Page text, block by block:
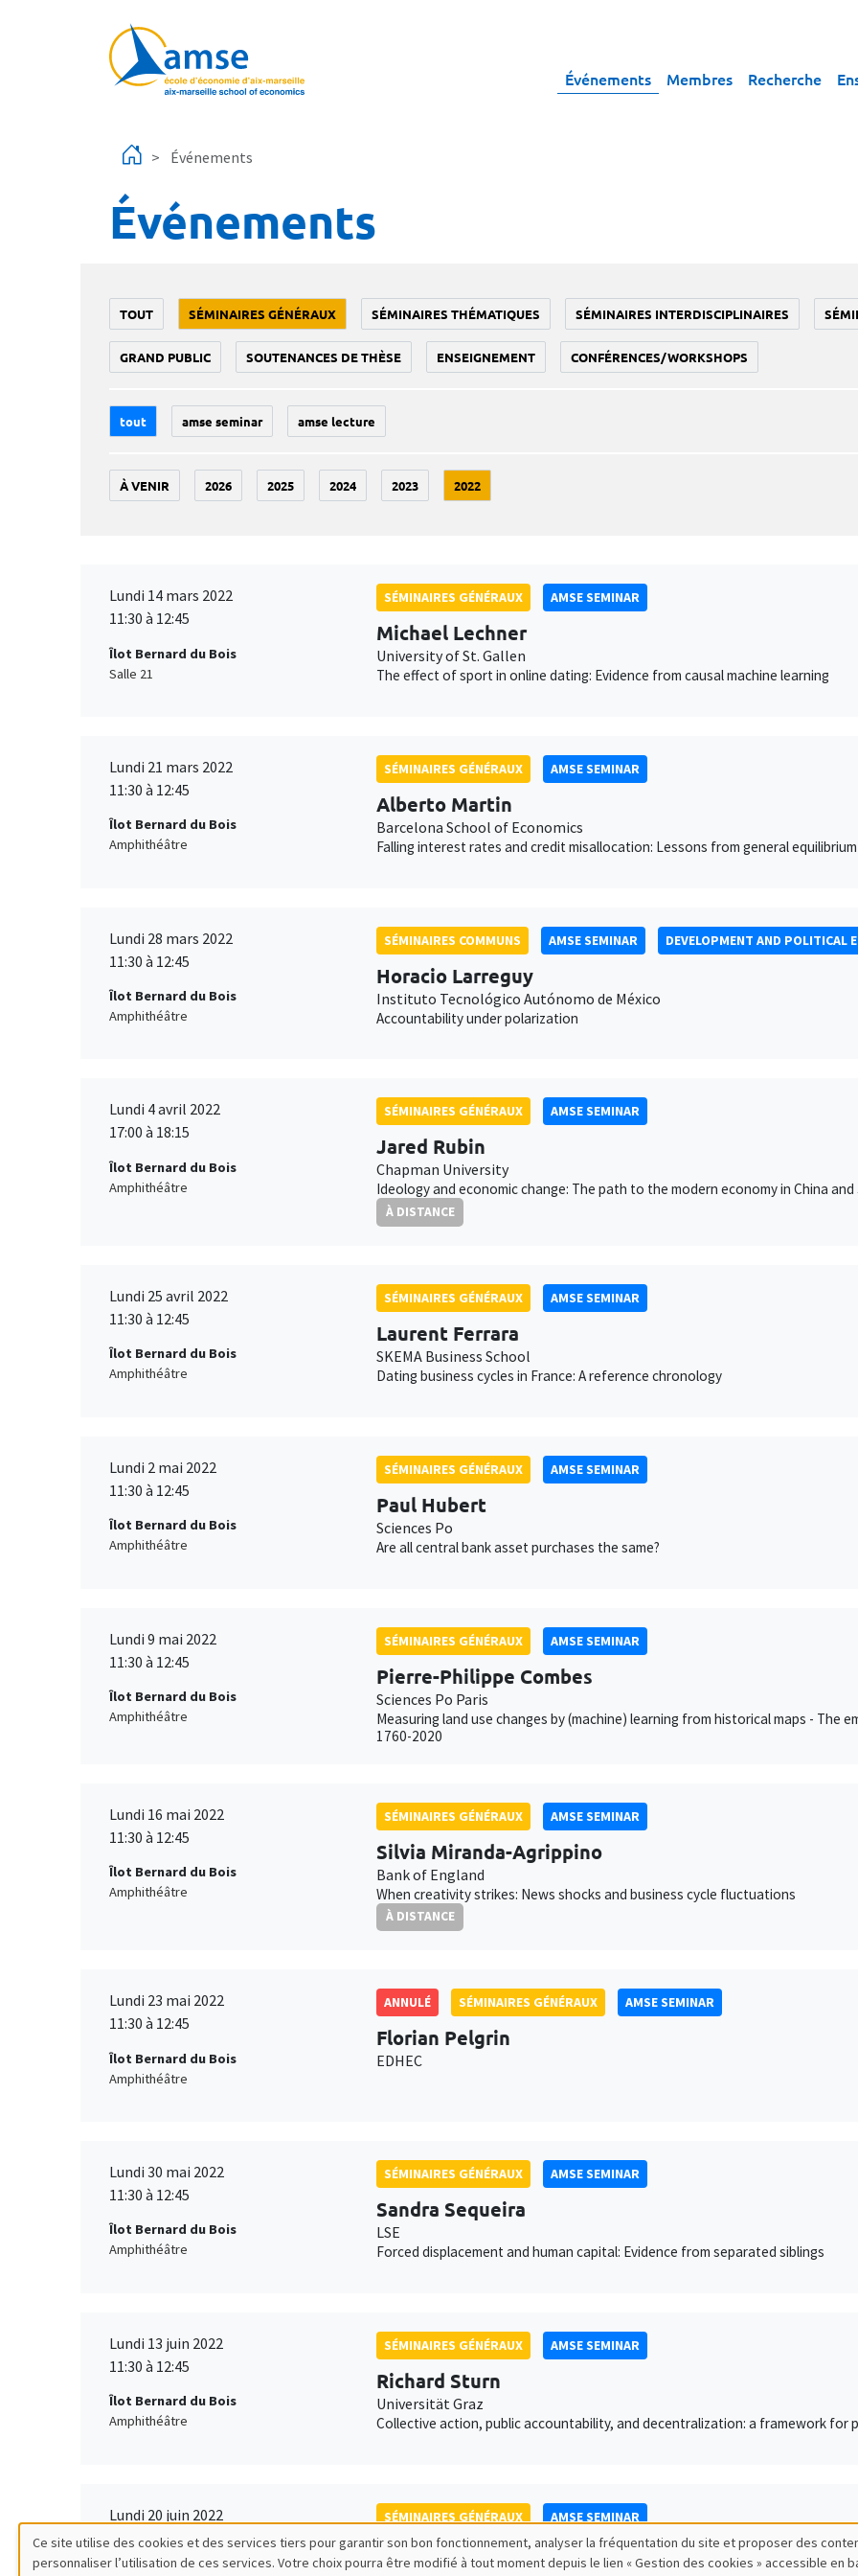
Événements Membres Recherche
Événements
Événements
TOUT SÉMINAIRES GÉNÉRAUX SÉMINAIRES THÉMATIQUES SÉMINAIRES INTERDISCIPLINAIRES
GRAND PUBLIC SOUTENANCES DE THÈSE ENSEIGNEMENT CONFÉRENCES/WORKSHOPS
tout amse seminar amse lecture
À VENIR 2026 2025 2024 2023 2022
Lundi 14 mars 2022
11:30 à 12:45
Îlot Bernard du Bois
Salle 21
SÉMINAIRES GÉNÉRAUX AMSE SEMINAR
Michael Lechner
University of St. Gallen
The effect of sport in online dating: Evidence from causal machine learning
Lundi 21 mars 2022
11:30 à 12:45
Îlot Bernard du Bois
Amphithéâtre
SÉMINAIRES GÉNÉRAUX AMSE SEMINAR
Alberto Martin
Barcelona School of Economics
Falling interest rates and credit misallocation: Lessons from general equilibrium
Lundi 28 mars 2022
11:30 à 12:45
Îlot Bernard du Bois
Amphithéâtre
SÉMINAIRES COMMUNS AMSE SEMINAR DEVELOPMENT AND POLITICAL
Horacio Larreguy
Instituto Tecnológico Autónomo de México
Accountability under polarization
Lundi 4 avril 2022
17:00 à 18:15
Îlot Bernard du Bois
Amphithéâtre
SÉMINAIRES GÉNÉRAUX AMSE SEMINAR
Jared Rubin
Chapman University
Ideology and economic change: The path to the modern economy in China and
À DISTANCE
Lundi 25 avril 2022
11:30 à 12:45
Îlot Bernard du Bois
Amphithéâtre
SÉMINAIRES GÉNÉRAUX AMSE SEMINAR
Laurent Ferrara
SKEMA Business School
Dating business cycles in France: A reference chronology
Lundi 2 mai 2022
11:30 à 12:45
Îlot Bernard du Bois
Amphithéâtre
SÉMINAIRES GÉNÉRAUX AMSE SEMINAR
Paul Hubert
Sciences Po
Are all central bank asset purchases the same?
Lundi 9 mai 2022
11:30 à 12:45
Îlot Bernard du Bois
Amphithéâtre
SÉMINAIRES GÉNÉRAUX AMSE SEMINAR
Pierre-Philippe Combes
Sciences Po Paris
Measuring land use changes by (machine) learning from historical maps - The
1760-2020
Lundi 16 mai 2022
11:30 à 12:45
Îlot Bernard du Bois
Amphithéâtre
SÉMINAIRES GÉNÉRAUX AMSE SEMINAR
Silvia Miranda-Agrippino
Bank of England
When creativity strikes: News shocks and business cycle fluctuations
À DISTANCE
Lundi 23 mai 2022
11:30 à 12:45
Îlot Bernard du Bois
Amphithéâtre
ANNULÉ SÉMINAIRES GÉNÉRAUX AMSE SEMINAR
Florian Pelgrin
EDHEC
Lundi 30 mai 2022
11:30 à 12:45
Îlot Bernard du Bois
Amphithéâtre
SÉMINAIRES GÉNÉRAUX AMSE SEMINAR
Sandra Sequeira
LSE
Forced displacement and human capital: Evidence from separated siblings
Lundi 13 juin 2022
11:30 à 12:45
Îlot Bernard du Bois
Amphithéâtre
SÉMINAIRES GÉNÉRAUX AMSE SEMINAR
Richard Sturn
Universität Graz
Collective action, public accountability, and decentralization: a framework for
Lundi 20 juin 2022
11:30 à 12:45
Îlot Bernard du Bois
SÉMINAIRES GÉNÉRAUX AMSE SEMINAR
Garance Genicot
Ce site utilise des cookies et des services tiers pour garantir son bon fonctionnement, analyser la fréquentation du site et proposer des
personnaliser l’utilisation de ces services. Votre choix pourra être modifié à tout moment depuis le lien « Gestion des cookies » accessible en